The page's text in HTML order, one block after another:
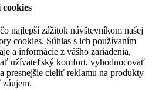
najlepší zážitok návštevníkom našej
cookies. Súhlas s ich používaním
a informácie z vášho zariadenia,
užívateľský komfort, vyhodnocovať
presnejšie cieliť reklamu na produkty